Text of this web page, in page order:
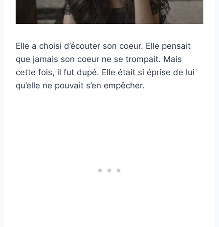
Elle a choisi d’écouter son coeur. Elle pensait
que jamais son coeur ne se trompait. Mais
cette fois, il fut dupé. Elle était si éprise de lui
qu’elle ne pouvait s’en empêcher.